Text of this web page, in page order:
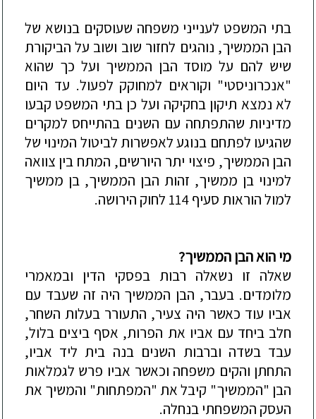
בתי המשפט לענייני משפחה שעוסקים בנושא של
הבן הממשיך, נוהגים לחזור שוב ושוב על הביקורת
שיש להם על מוסד הבן הממשיך ועל כך שהוא
"אנכרוניסטי" וקוראים למחוקק לפעול. עד היום
לא נמצא תיקון בחקיקה ועל כן בתי המשפט קבעו
מדיניות שהתפתחה עם השנים בהתייחס למקרים
שהגיעו לפתחם בנוגע לאפשרות לביטול המינוי של
הבן הממשיך, פיצוי יתר היורשים, המתח בין צוואה
למינוי בן ממשיך, זהות הבן הממשיך, בן ממשיך
למול הוראות סעיף 114 לחוק הירושה.
מי הוא הבן הממשיך?
שאלה זו נשאלה רבות בפסקי הדין ובמאמרי
מלומדים. בעבר, הבן הממשיך היה זה שעבד עם
אביו עוד כאשר היה צעיר, התעורר בעלות השחר,
חלב ביחד עם אביו את הפרות, אסף ביצים בלול,
עבד בשדה וברבות השנים בנה בית ליד אביו,
התחתן והקים משפחה וכאשר אביו פרש לגמלאות
הבן "הממשיך" קיבל את "המפתחות" והמשיך את
העסק המשפחתי בנחלה.